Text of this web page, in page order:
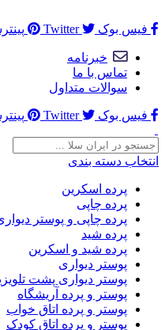
فیس بوک
Twitter
خبرنامه
تماس با ما
سوالات متداول
فیس بوک Twitter
انتخاب دسته بندی
پرده اسکرین
پرده چاپی
پرده چاپی و پوستر
پرده شید
پرده شید و اسکرین
پوستر دیواری
پوستر دیواری پشت
پوستر و پرده آریشگاه
پوستر و پرده اتاق خواب
پوستر و پرده اتاق کودک